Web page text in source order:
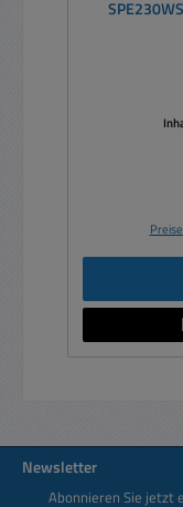
Newsletter
Abonnieren Sie jetzt